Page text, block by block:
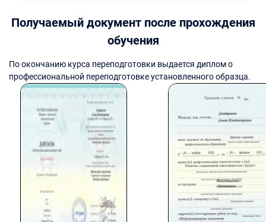
Получаемый документ после прохождения
обучения
По окончанию курса переподготовки выдается диплом о
профессиональной переподготовке установленного образца.